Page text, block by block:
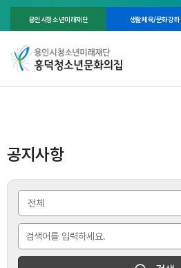
용인시청소년미래재단 생활체육/문화강좌
공지사항